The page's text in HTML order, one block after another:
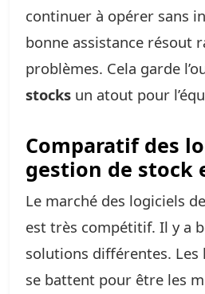
continuer à opérer sans
bonne assistance résout
problèmes. Cela garde
stocks un atout pour
Comparatif des
gestion de stock
Le marché des logiciels
est très compétitif. Il y a
solutions différentes. Les
se battent pour être les